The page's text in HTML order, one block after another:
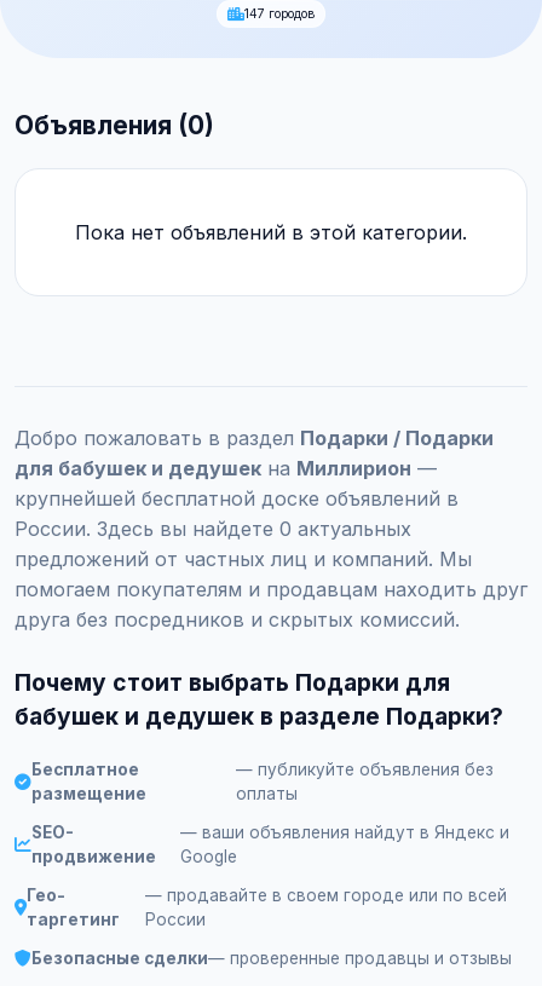
147 городов
Объявления (0)
Пока нет объявлений в этой категории.
Добро пожаловать в раздел Подарки / Подарки
для бабушек и дедушек на Миллирион —
крупнейшей бесплатной доске объявлений в
России. Здесь вы найдете 0 актуальных
предложений от частных лиц и компаний. Мы
помогаем покупателям и продавцам находить друг
друга без посредников и скрытых комиссий.
Почему стоит выбрать Подарки для
бабушек и дедушек в разделе Подарки?
Бесплатное
размещение
— публикуйте объявления без
оплаты
SEO-
продвижение
— ваши объявления найдут в Яндекс и
Google
Гео-
таргетинг
— продавайте в своем городе или по всей
России
Безопасные сделки— проверенные продавцы и отзывы